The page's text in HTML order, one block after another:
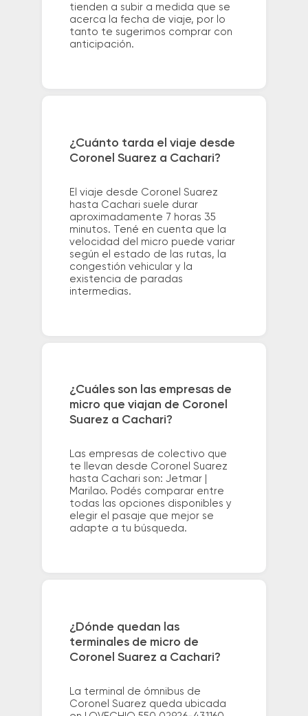
tienden a subir a medida que se
acerca la fecha de viaje, por lo
tanto te sugerimos comprar con
anticipación.
¿Cuánto tarda el viaje desde
Coronel Suarez a Cachari?
El viaje desde Coronel Suarez
hasta Cachari suele durar
aproximadamente 7 horas 35
minutos. Tené en cuenta que la
velocidad del micro puede variar
según el estado de las rutas, la
congestión vehicular y la
existencia de paradas
intermedias.
¿Cuáles son las empresas de
micro que viajan de Coronel
Suarez a Cachari?
Las empresas de colectivo que
te llevan desde Coronel Suarez
hasta Cachari son: Jetmar |
Marilao. Podés comparar entre
todas las opciones disponibles y
elegir el pasaje que mejor se
adapte a tu búsqueda.
¿Dónde quedan las
terminales de micro de
Coronel Suarez a Cachari?
La terminal de ómnibus de
Coronel Suarez queda ubicada